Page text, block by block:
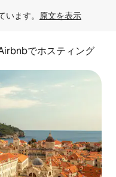
ます。 原文を表示
でホスティング